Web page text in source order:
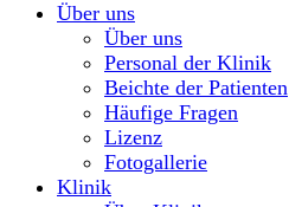
Über uns
Über uns
Personal der Klinik
Beichte der Patienten
Häufige Fragen
Lizenz
Fotogallerie
Klinik